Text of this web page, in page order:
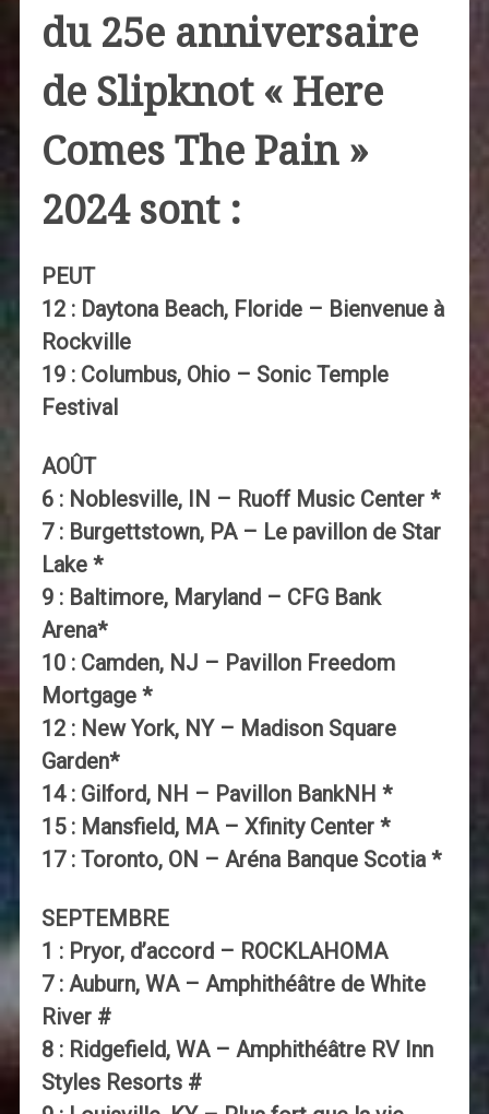
du 25e anniversaire
de Slipknot « Here
Comes The Pain »
2024 sont :
PEUT
12 : Daytona Beach, Floride – Bienvenue à
Rockville
19 : Columbus, Ohio – Sonic Temple
Festival
AOÛT
6 : Noblesville, IN – Ruoff Music Center *
7 : Burgettstown, PA – Le pavillon de Star
Lake *
9 : Baltimore, Maryland – CFG Bank
Arena*
10 : Camden, NJ – Pavillon Freedom
Mortgage *
12 : New York, NY – Madison Square
Garden*
14 : Gilford, NH – Pavillon BankNH *
15 : Mansfield, MA – Xfinity Center *
17 : Toronto, ON – Aréna Banque Scotia *
SEPTEMBRE
1 : Pryor, d’accord – ROCKLAHOMA
7 : Auburn, WA – Amphithéâtre de White
River #
8 : Ridgefield, WA – Amphithéâtre RV Inn
Styles Resorts #